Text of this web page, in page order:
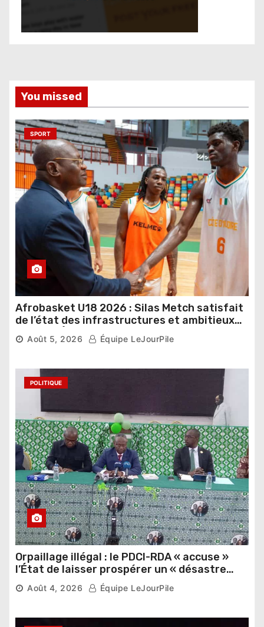
You missed
SPORT
Afrobasket U18 2026 : Silas Metch satisfait
de l’état des infrastructures et ambitieux
pour les Éléphants
Août 5, 2026 Équipe LeJourPile
POLITIQUE
Orpaillage illégal : le PDCI-RDA « accuse »
l’État de laisser prospérer un « désastre
national »
Août 4, 2026 Équipe LeJourPile